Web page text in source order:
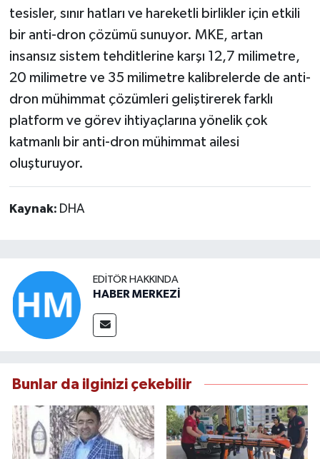
tesisler, sınır hatları ve hareketli birlikler için etkili
bir anti-dron çözümü sunuyor. MKE, artan
insansız sistem tehditlerine karşı 12,7 milimetre,
20 milimetre ve 35 milimetre kalibrelerde de anti-
dron mühimmat çözümleri geliştirerek farklı
platform ve görev ihtiyaçlarına yönelik çok
katmanlı bir anti-dron mühimmat ailesi
oluşturuyor.
Kaynak: DHA
EDITÖR HAKKINDA
HABER MERKEZİ
Bunlar da ilginizi çekebilir